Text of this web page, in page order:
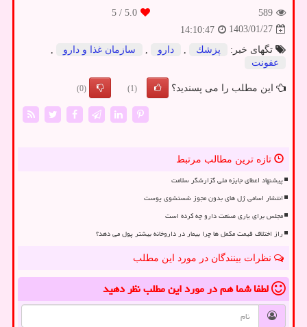
589
5.0
/ 5
1403/01/27
14:10:47
تگهای خبر:
پزشك , دارو , سازمان غذا و دارو
,
عفونت
این مطلب را می پسندید؟ (1)
(0)
تازه ترین مطالب مرتبط
پیشنهاد اعطای جایزه ملی گزارشگر سلامت
انتشار اسامی ژل های بدون مجوز شستشوی پوست
مجلس برای یاری صنعت دارو چه کرده است
راز اختلاف قیمت مکمل ها چرا بیمار در داروخانه بیشتر پول می دهد؟
نظرات بینندگان در مورد این مطلب
لطفا شما همدر مورد این مطلبنظر دهید